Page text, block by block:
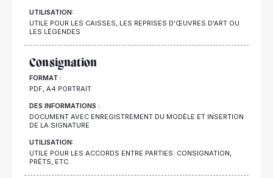
UTILE POUR LES CAISSES, LES REPRISES D'ŒUVRES D'ART OU
LES LÉGENDES
UTILISATION:
Consignation
PDF, A4 PORTRAIT
FORMAT :
DOCUMENT AVEC ENREGISTREMENT DU MODÈLE ET INSERTION
DE LA SIGNATURE
DES INFORMATIONS :
UTILE POUR LES ACCORDS ENTRE PARTIES: CONSIGNATION,
PRÊTS, ETC.
UTILISATION: